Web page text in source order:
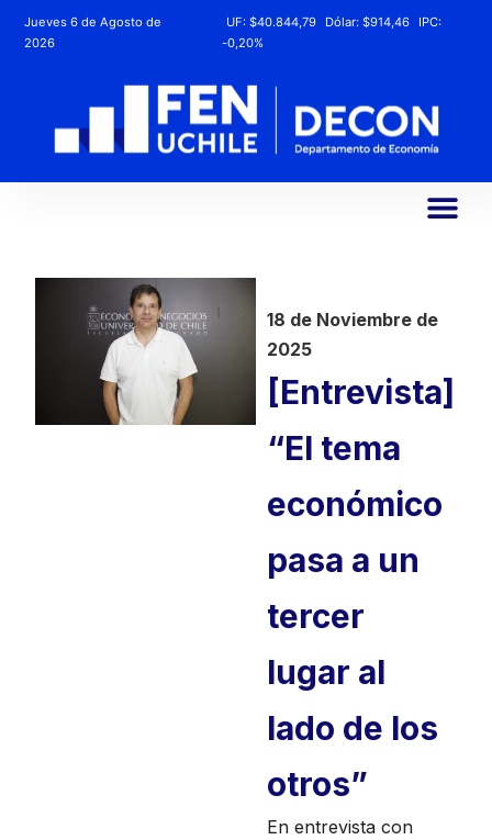
Jueves 6 de Agosto de
2026
UF: $40.844,79 Dólar: $914,46
IPC:
-0,20%
18 de Noviembre de
2025
[Entrevista]
“El tema
económico
pasa a un
tercer
lugar al
lado de los
otros”
En entrevista con